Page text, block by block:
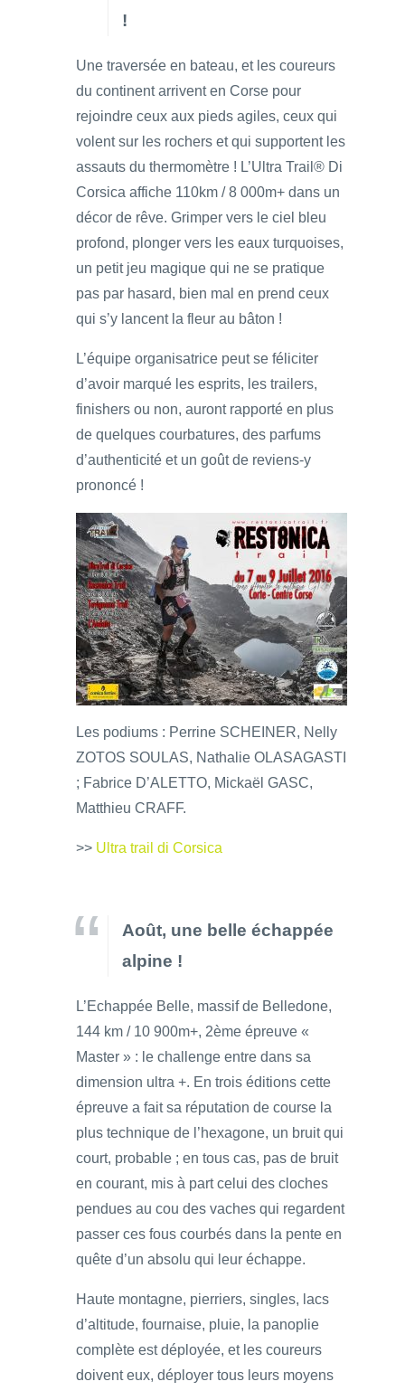
!
Une traversée en bateau, et les coureurs
du continent arrivent en Corse pour
rejoindre ceux aux pieds agiles, ceux qui
volent sur les rochers et qui supportent les
assauts du thermomètre ! L’Ultra Trail® Di
Corsica affiche 110km / 8 000m+ dans un
décor de rêve. Grimper vers le ciel bleu
profond, plonger vers les eaux turquoises,
un petit jeu magique qui ne se pratique
pas par hasard, bien mal en prend ceux
qui s’y lancent la fleur au bâton !
L’équipe organisatrice peut se féliciter
d’avoir marqué les esprits, les trailers,
finishers ou non, auront rapporté en plus
de quelques courbatures, des parfums
d’authenticité et un goût de reviens-y
prononcé !
Les podiums : Perrine SCHEINER, Nelly
ZOTOS SOULAS, Nathalie OLASAGASTI
; Fabrice D’ALETTO, Mickaël GASC,
Matthieu CRAFF.
>> Ultra trail di Corsica
Août, une belle échappée
alpine !
L’Echappée Belle, massif de Belledone,
144 km / 10 900m+, 2ème épreuve «
Master » : le challenge entre dans sa
dimension ultra +. En trois éditions cette
épreuve a fait sa réputation de course la
plus technique de l’hexagone, un bruit qui
court, probable ; en tous cas, pas de bruit
en courant, mis à part celui des cloches
pendues au cou des vaches qui regardent
passer ces fous courbés dans la pente en
quête d’un absolu qui leur échappe.
Haute montagne, pierriers, singles, lacs
d’altitude, fournaise, pluie, la panoplie
complète est déployée, et les coureurs
doivent eux, déployer tous leurs moyens